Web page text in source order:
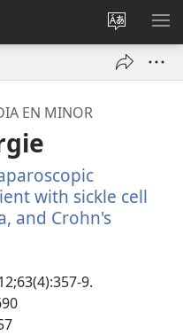
Taal
site
wijzigen
EN MINOR
with sickle cell
and Crohn's
9.